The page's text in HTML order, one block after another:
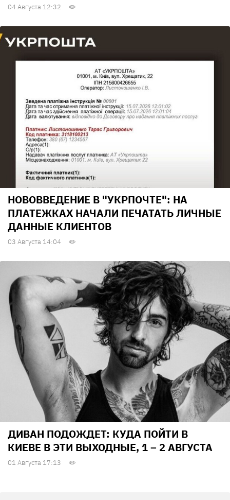
04 Августа 12:32
НОВОВВЕДЕНИЕ В "УКРПОЧТЕ": НА
ПЛАТЕЖКАХ НАЧАЛИ ПЕЧАТАТЬ ЛИЧНЫЕ
ДАННЫЕ КЛИЕНТОВ
03 Августа 14:04
ДИВАН ПОДОЖДЕТ: КУДА ПОЙТИ В
КИЕВЕ В ЭТИ ВЫХОДНЫЕ, 1 – 2 АВГУСТА
01 Августа 17:13